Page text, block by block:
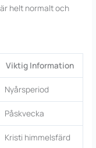
helt normalt och
Viktig Information
Nyårsperiod
Påskvecka
Kristi himmelsfärd